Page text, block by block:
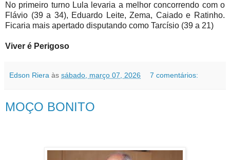
No primeiro turno Lula levaria a melhor concorrendo com o
Flávio (39 a 34), Eduardo Leite, Zema, Caiado e Ratinho.
Ficaria mais apertado disputando como Tarcísio (39 a 21)
Viver é Perigoso
Edson Riera às sábado, março 07, 2026 7 comentários:
MOÇO BONITO